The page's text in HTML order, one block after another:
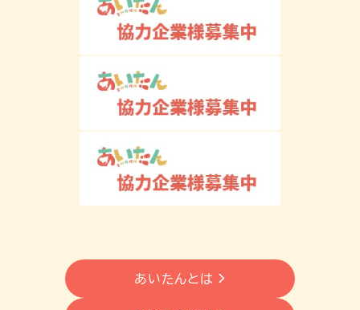
あいたんとは